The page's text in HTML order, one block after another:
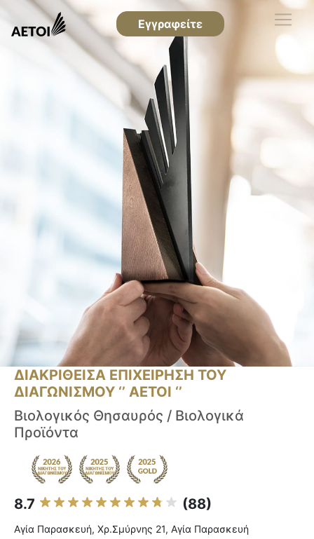
Εγγραφείτε
ΔΙΑΚΡΙΘΕΙΣΑ ΕΠΙΧΕΙΡΗΣΗ ΤΟΥ
ΔΙΑΓΩΝΙΣΜΟΥ ‘’ ΑΕΤΟΙ ‘’
Βιολογικός Θησαυρός / Βιολογικά
Προϊόντα
8.7 (88)
Αγία Παρασκευή, Χρ.Σμύρνης 21, Αγία Παρασκευή